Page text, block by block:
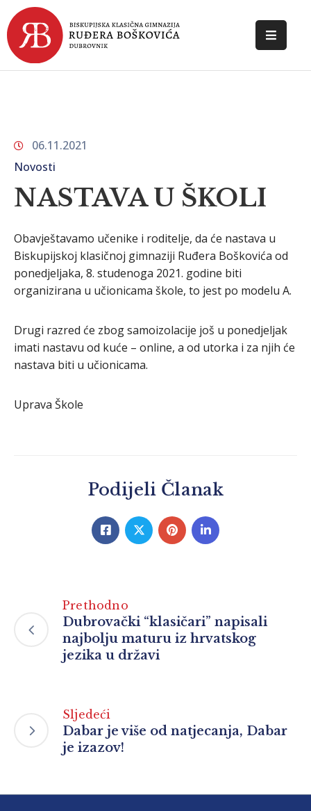
POČETNA
DOKUMENTI
KONTAKT
06.11.2021
Novosti
NASTAVA U ŠKOLI
Obavještavamo učenike i roditelje, da će nastava u
Biskupijskoj klasičnoj gimnaziji Ruđera Boškovića od
ponedjeljaka, 8. studenoga 2021. godine biti
organizirana u učionicama škole, to jest po modelu A.
Drugi razred će zbog samoizolacije još u ponedjeljak
imati nastavu od kuće – online, a od utorka i za njih će
nastava biti u učionicama.
Uprava Škole
Podijeli Članak
Prethodno
Dubrovački “klasičari” napisali
najbolju maturu iz hrvatskog
jezika u državi
Sljedeći
Dabar je više od natjecanja, Dabar
je izazov!